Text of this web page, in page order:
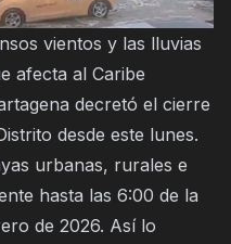
vientos y las lluvias
afecta al Caribe
decretó el cierre
desde este lunes.
urbanas, rurales e
hasta las 6:00 de la
de 2026. Así lo